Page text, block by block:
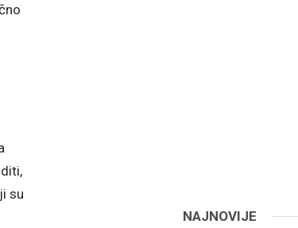
su
NAJNOVIJE